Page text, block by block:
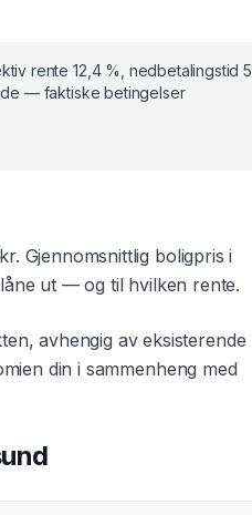
rente 12,4 % , nedbetalingstid5
— faktiske betingelser
. Gjennomsnittlig boligpris i
ut — og til hvilken rente.
avhengig av eksisterende
din i sammenheng med